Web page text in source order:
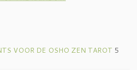
VOOR DE OSHO ZEN TAROT 5